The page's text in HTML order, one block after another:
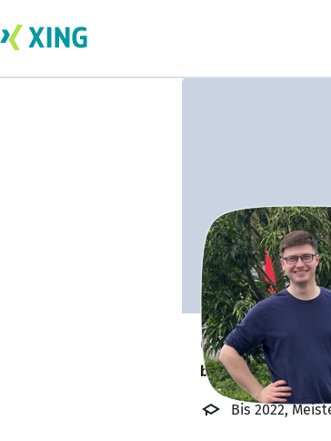
Oliver
bildet sich zurzeit
Bis 2022,